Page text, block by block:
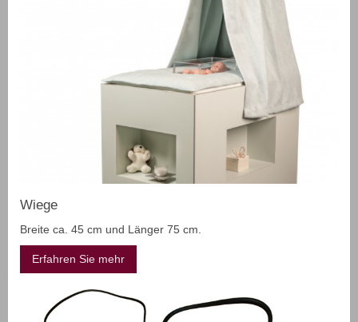
Wiege
Breite ca. 45 cm und Länger 75 cm.
Erfahren Sie mehr